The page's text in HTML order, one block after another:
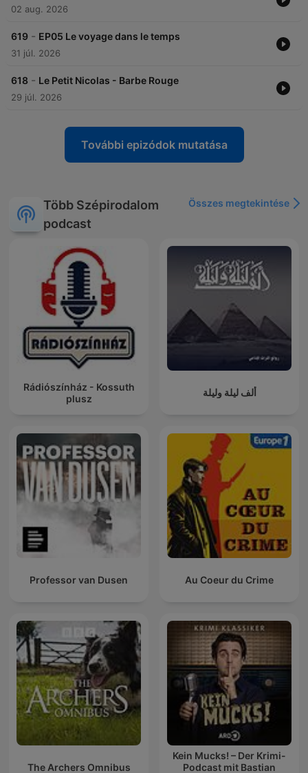
02 aug. 2026
619 - EP05 Le voyage dans le temps
31 júl. 2026
618 - Le Petit Nicolas - Barbe Rouge
29 júl. 2026
További epizódok mutatása
Több Szépirodalom
podcast
Összes megtekintése
Rádiószínház - Kossuth
plusz
ألف ليلة وليلة
Professor van Dusen Au Coeur du Crime
The Archers Omnibus
Kein Mucks! – Der Krimi-
Podcast mit Bastian